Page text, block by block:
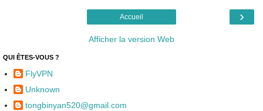
›
Accueil
Afficher la version Web
QUI ÊTES-VOUS ?
FlyVPN
Unknown
tongbinyan520@gmail.com